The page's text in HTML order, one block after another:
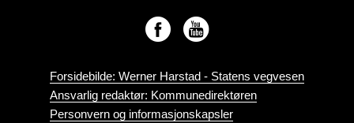
Forsidebilde: Werner Harstad - Statens vegvesen
Ansvarlig redaktør: Kommunedirektøren
Personvern og informasjonskapsler